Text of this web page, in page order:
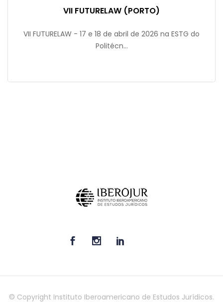
VII FUTURELAW (PORTO)
VII FUTURELAW - 17 e 18 de abril de 2026 na ESTG do
Politécn...
© Copyright Instituto Iberoamericano de Estudos Jurídicos.